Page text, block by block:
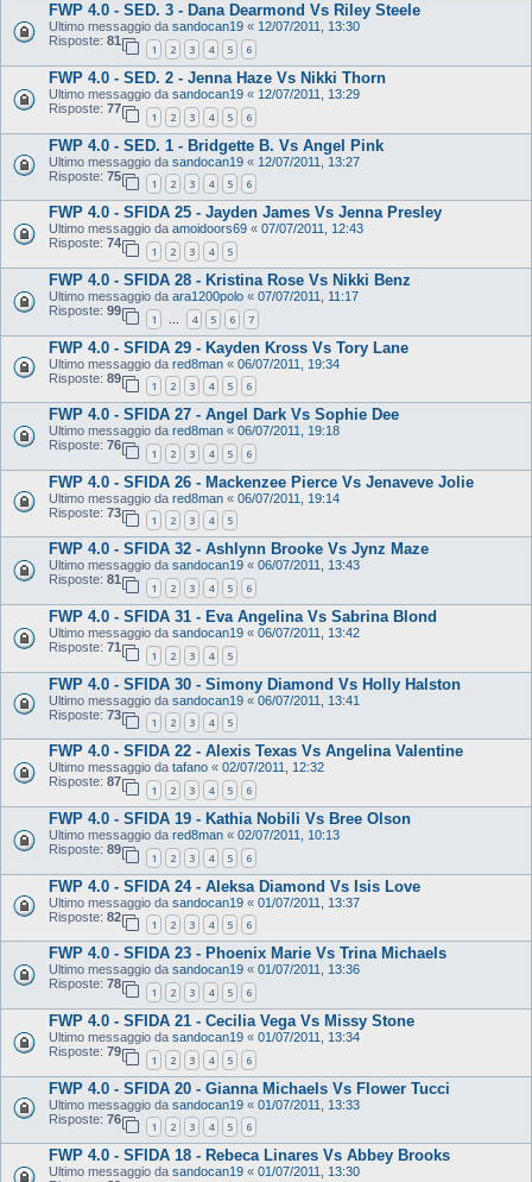
FWP 4.0 - SED. 3 - Dana Dearmond Vs Riley Steele
Ultimo messaggio da sandocan19 « 12/07/2011, 13:30
Risposte: 81
1 2 3 4 5 6
FWP 4.0 - SED. 2 - Jenna Haze Vs Nikki Thorn
Ultimo messaggio da sandocan19 « 12/07/2011, 13:29
Risposte: 77
1 2 3 4 5 6
FWP 4.0 - SED. 1 - Bridgette B. Vs Angel Pink
Ultimo messaggio da sandocan19 « 12/07/2011, 13:27
Risposte: 75
1 2 3 4 5 6
FWP 4.0 - SFIDA 25 - Jayden James Vs Jenna Presley
Ultimo messaggio da amoidoors69 « 07/07/2011, 12:43
Risposte: 74
1 2 3 4 5
FWP 4.0 - SFIDA 28 - Kristina Rose Vs Nikki Benz
Ultimo messaggio da ara1200polo « 07/07/2011, 11:17
Risposte: 99
1 … 4 5 6 7
FWP 4.0 - SFIDA 29 - Kayden Kross Vs Tory Lane
Ultimo messaggio da red8man « 06/07/2011, 19:34
Risposte: 89
1 2 3 4 5 6
FWP 4.0 - SFIDA 27 - Angel Dark Vs Sophie Dee
Ultimo messaggio da red8man « 06/07/2011, 19:18
Risposte: 76
1 2 3 4 5 6
FWP 4.0 - SFIDA 26 - Mackenzee Pierce Vs Jenaveve Jolie
Ultimo messaggio da red8man « 06/07/2011, 19:14
Risposte: 73
1 2 3 4 5
FWP 4.0 - SFIDA 32 - Ashlynn Brooke Vs Jynz Maze
Ultimo messaggio da sandocan19 « 06/07/2011, 13:43
Risposte: 81
1 2 3 4 5 6
FWP 4.0 - SFIDA 31 - Eva Angelina Vs Sabrina Blond
Ultimo messaggio da sandocan19 « 06/07/2011, 13:42
Risposte: 71
1 2 3 4 5
FWP 4.0 - SFIDA 30 - Simony Diamond Vs Holly Halston
Ultimo messaggio da sandocan19 « 06/07/2011, 13:41
Risposte: 73
1 2 3 4 5
FWP 4.0 - SFIDA 22 - Alexis Texas Vs Angelina Valentine
Ultimo messaggio da tafano « 02/07/2011, 12:32
Risposte: 87
1 2 3 4 5 6
FWP 4.0 - SFIDA 19 - Kathia Nobili Vs Bree Olson
Ultimo messaggio da red8man « 02/07/2011, 10:13
Risposte: 89
1 2 3 4 5 6
FWP 4.0 - SFIDA 24 - Aleksa Diamond Vs Isis Love
Ultimo messaggio da sandocan19 « 01/07/2011, 13:37
Risposte: 82
1 2 3 4 5 6
FWP 4.0 - SFIDA 23 - Phoenix Marie Vs Trina Michaels
Ultimo messaggio da sandocan19 « 01/07/2011, 13:36
Risposte: 78
1 2 3 4 5 6
FWP 4.0 - SFIDA 21 - Cecilia Vega Vs Missy Stone
Ultimo messaggio da sandocan19 « 01/07/2011, 13:34
Risposte: 79
1 2 3 4 5 6
FWP 4.0 - SFIDA 20 - Gianna Michaels Vs Flower Tucci
Ultimo messaggio da sandocan19 « 01/07/2011, 13:33
Risposte: 76
1 2 3 4 5 6
FWP 4.0 - SFIDA 18 - Rebeca Linares Vs Abbey Brooks
Ultimo messaggio da sandocan19 « 01/07/2011, 13:30